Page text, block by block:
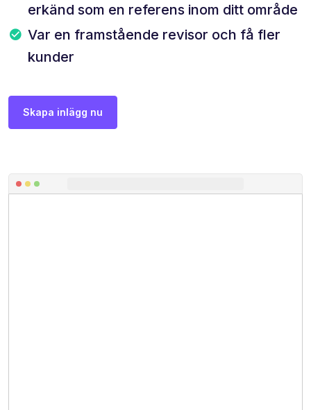
erkänd som en referens inom ditt område
Var en framstående revisor och få fler
kunder
Skapa inlägg nu